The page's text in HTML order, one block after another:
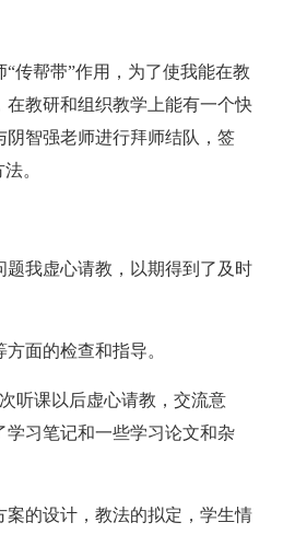
传帮带”作用，为了使我能在教
教研和组织教学上能有一个快
智强老师进行拜师结队，签
。
我虚心请教，以期得到了及时
面的检查和指导。
听课以后虚心请教，交流意
学习笔记和一些学习论文和杂
案的设计，教法的拟定，学生情